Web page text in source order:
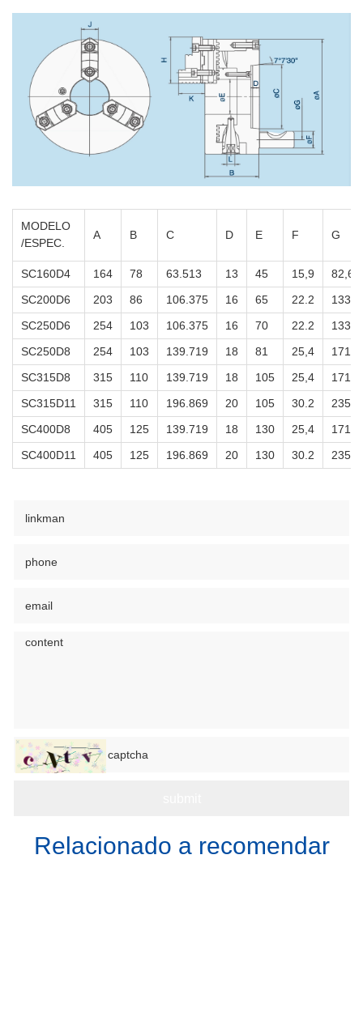
MODELO
/ESPEC.
A B C D E F G
SC160D4 164 78 63.513 13 45 15,9
82,6
SC200D6
203 86 106.375 16 65 22.2
133,4
SC250D6
254 103 106.375 16 70 22.2
133,4
SC250D8
254 103 139.719 18 81 25,4
171,4
SC315D8
315 110 139.719 18 105 25,4
171,4
SC315D11
315 110 196.869 20 105 30.2
235
SC400D8
405 125 139.719 18 130 25,4
171,4
SC400D11
405 125 196.869 20 130 30.2 235
Relacionado a recomendar